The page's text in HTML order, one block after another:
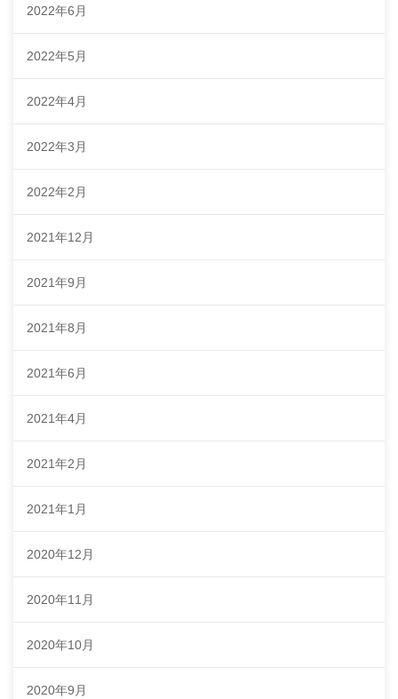
2022年6月
2022年5月
2022年4月
2022年3月
2022年2月
2021年12月
2021年9月
2021年8月
2021年6月
2021年4月
2021年2月
2021年1月
2020年12月
2020年11月
2020年10月
2020年9月